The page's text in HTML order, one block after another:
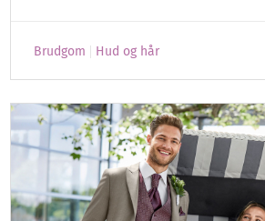
Brudgom Hud og hår